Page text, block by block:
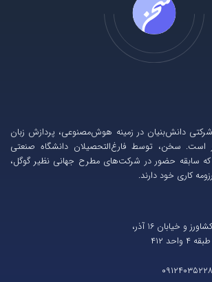
تهران، تقاطع بلوار کشاورز و خیابان 1۶ آذر،
۴۱۲
دانش‌بنیان در زمینه هوش‌مصنوعی، پردازش زبان
است. سخن، توسط فارغ‌التحصیلان دانشگاه صنعتی
سابقه حضور در شرکت‌های مطرح جهانی نظیر گوگل،
کاری خود دارند.